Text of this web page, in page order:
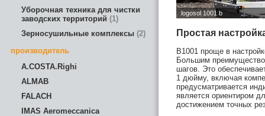
Уборочная техника для чистки
заводских территорий
1
Зерносушильные комплексы 2
производитель
A.COSTA.Righi
ALMAB
FALACH
IMAS Aeromeccanica
Простая
B1001 проще в
Большим
шагов. Это
1 дюйму, включая
предусматривается
является ориентиром
достижением точных